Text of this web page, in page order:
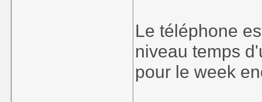
Le téléphone
niveau temps
pour le week